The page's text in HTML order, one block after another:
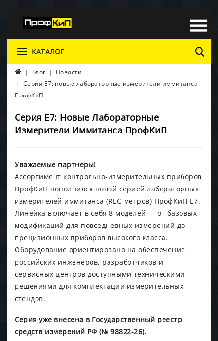
КАТАЛОГ
Блог
Новости
Серия Е7: новые лабораторные измерители иммитанса
ПрофКиП
Серия Е7: Новые Лабораторные
Измерители Иммитанса ПрофКиП
Уважаемые партнеры!
Ассортимент контрольно-измерительных приборов
ПрофКиП пополнился новой серией лабораторных
измерителей иммитанса (RLC-метров) ПрофКиП Е7.
Линейка включает в себя 8 моделей — от базовых
модификаций для повседневных измерений до
прецизионных приборов высокого класса.
Оборудование ориентировано на обеспечение
российских инженеров, разработчиков и
сервисных центров доступными техническими
решениями для комплектации измерительных
стендов.
Серия уже внесена в Государственный реестр
средств измерений РФ (№ 98822-26).